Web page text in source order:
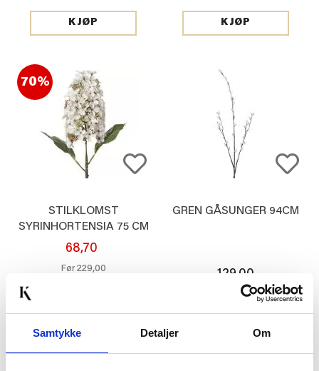
Samtykke Detaljer Om
KJØP KJØP
70%
STILKLOMST
SYRINHORTENSIA 75 CM
HVIT
68,70
Før229,00
GREN GÅSUNGER 94CM
129,00